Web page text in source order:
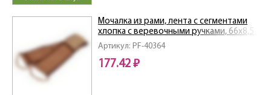
Артикул: PF-40364
Мочалка из рами, лента с сегментами
хлопка с веревочными ручками, 66х8,5
см (76х8,5 см с ручками)
177.42 ₽